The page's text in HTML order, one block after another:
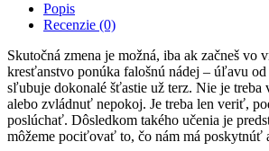
Popis
Recenzie (0)
Skutočná zmena je možná, iba ak začneš vo
kresťanstvo ponúka falošnú nádej – úľavu
sľubuje dokonalé šťastie už terz. Nie je treba
alebo zvládnuť nepokoj. Je treba len veriť,
poslúchať. Dôsledkom takého učenia je
môžeme pociťovať to, čo nám má poskytnúť